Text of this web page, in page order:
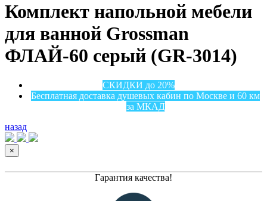
Комплект напольной мебели
для ванной Grossman
ФЛАЙ-60 серый (GR-3014)
СКИДКИ до 20%
Бесплатная доставка душевых кабин по Москве и 60 км
за МКАД
назад
×
Гарантия качества!